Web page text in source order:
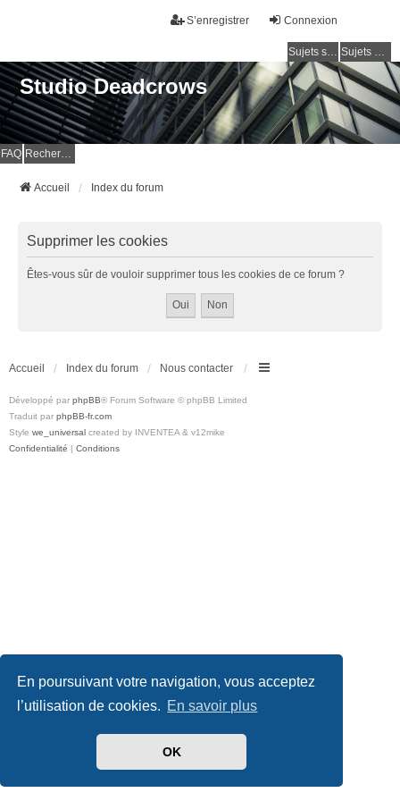
En poursuivant votre navigation, vous acceptez
l’utilisation de cookies. En savoir plus
OK
Connexion
S’enregistrer
Sujets sans réponse Sujets actifs
Studio Deadcrows
FAQ Rechercher
Accueil Index du forum
Supprimer les cookies
Êtes-vous sûr de vouloir supprimer tous les cookies de ce forum ?
Accueil Index du forum Nous contacter
Développé par phpBB® Forum Software © phpBB Limited
Traduit par phpBB-fr.com
Style we_universal created by INVENTEA & v12mike
Confidentialité | Conditions